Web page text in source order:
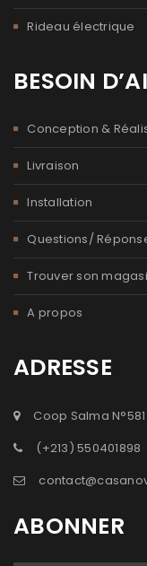
Rideau électrique
BESOIN
Conception &
Livraison
Installation
Questions/
Trouver son
A propos
ADRESSE
Coop Salma
(+213) 550401898
ABONNER